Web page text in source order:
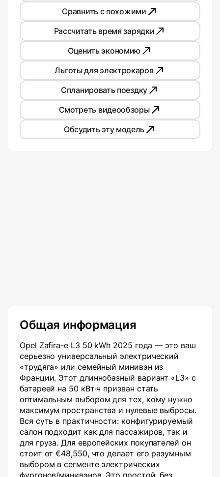
Общая информация
Opel Zafira-e L3 50 kWh 2025 года — это ваш
серьезно универсальный электрический
«трудяга» или семейный минивэн из
Франции. Этот длиннобазный вариант «L3» с
батареей на 50 кВт·ч призван стать
оптимальным выбором для тех, кому нужно
максимум пространства и нулевые выбросы.
Вся суть в практичности: конфигурируемый
салон подходит как для пассажиров, так и
для груза. Для европейских покупателей он
стоит от €48,550, что делает его разумным
выбором в сегменте электрических
Сравнить с похожими
Рассчитать время зарядки
Оценить экономию
Льготы для электрокаров
Спланировать поездку
Смотреть видеообзоры
Обсудить эту модель